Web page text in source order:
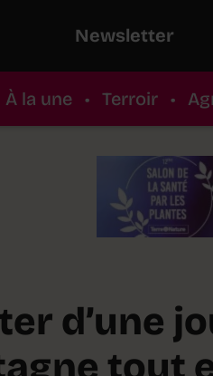
Newsletter
À la une • Terroir •
d’une
tout